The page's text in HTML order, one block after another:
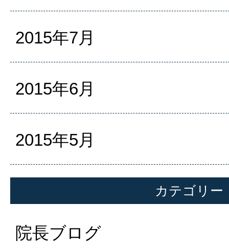
2015年7月
2015年6月
2015年5月
カテゴリー
院長ブログ